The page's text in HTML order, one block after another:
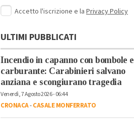
Accetto l'iscrizione e la Privacy Policy
ULTIMI PUBBLICATI
Incendio in capanno con bombole e
carburante: Carabinieri salvano
anziana e scongiurano tragedia
Venerdì, 7 Agosto 2026 - 06:44
CRONACA-CASALE MONFERRATO